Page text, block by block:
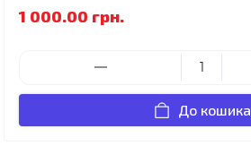
1 000.00 грн.
До кошика